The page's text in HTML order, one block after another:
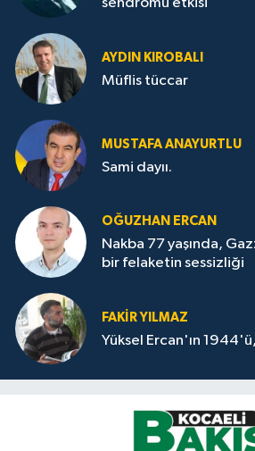
sendromu etkisi”
AYDIN KIROBALI
Müflis tüccar
MUSTAFA ANAYURTLU
Sami dayıı.
OĞUZHAN ERCAN
Nakba 77 yaşında,
bir felaketin sessizliği
FAKİR YILMAZ
Yüksel Ercan'ın